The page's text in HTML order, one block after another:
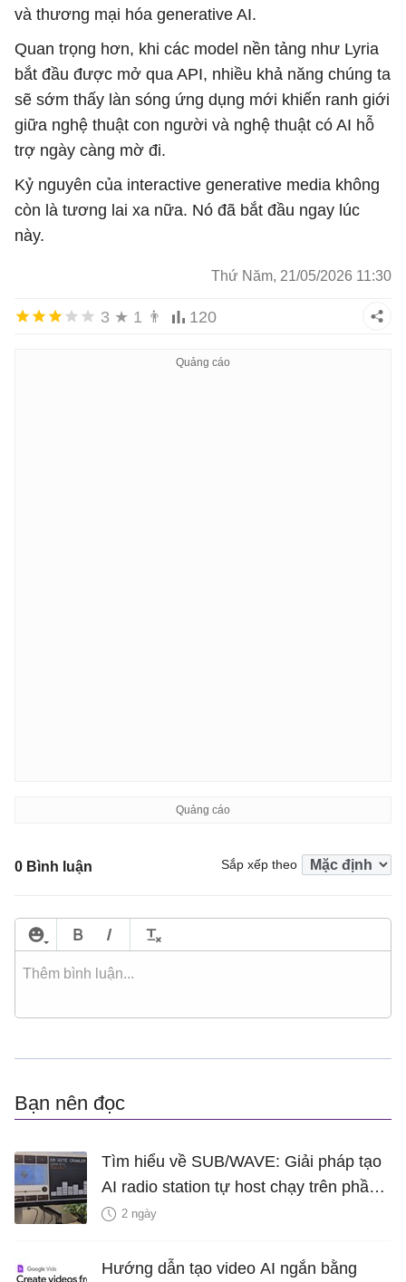
và thương mại hóa generative AI.
Quan trọng hơn, khi các model nền tảng như Lyria
bắt đầu được mở qua API, nhiều khả năng chúng ta
sẽ sớm thấy làn sóng ứng dụng mới khiến ranh giới
giữa nghệ thuật con người và nghệ thuật có AI hỗ
trợ ngày càng mờ đi.
Kỷ nguyên của interactive generative media không
còn là tương lai xa nữa. Nó đã bắt đầu ngay lúc
này.
Thứ Năm, 21/05/2026 11:30
3 ★ 1 👨 120
0 Bình luận Sắp xếp theo
Bạn nên đọc
Tìm hiểu về SUB/WAVE: Giải pháp tạo
AI radio station tự host chạy trên phần
cứng của riêng bạn
2 ngày
Hướng dẫn tạo video AI ngắn bằng